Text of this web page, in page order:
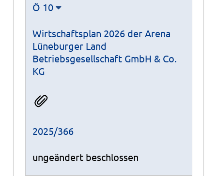
Ö 10
Wirtschaftsplan 2026 der Arena
Lüneburger Land
Betriebsgesellschaft GmbH & Co.
KG
2025/366
ungeändert beschlossen